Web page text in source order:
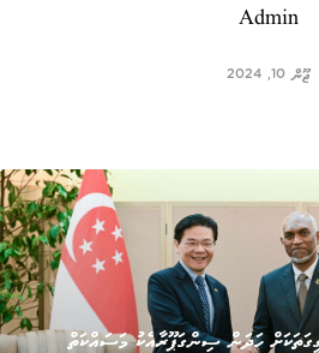
Admin
ޖޫން 10, 2024
ހަދަން ސިންގަޕޫރާއެކު މަސައްކަތް